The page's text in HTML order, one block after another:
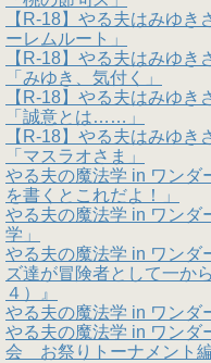
【R-18】やる夫はみゆき
ーレムルート」
【R-18】やる夫はみゆき
「みゆき、気付く」
【R-18】やる夫はみゆき
「誠意とは……」
【R-18】やる夫はみゆ
「マスラオさま」
やる夫の魔法学 in ワンダ
を書くとこれだよ！」
やる夫の魔法学 in ワンダ
学」
やる夫の魔法学 in ワン
ズ達が冒険者として一か
４）』
やる夫の魔法学 in ワンダ
やる夫の魔法学 in ワン
会 お祭りトーナメント